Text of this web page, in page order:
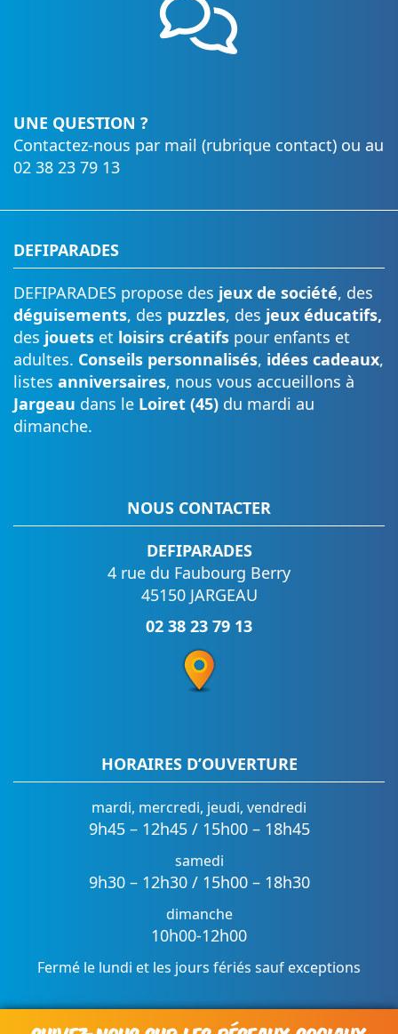
UNE QUESTION ?
Contactez-nous par mail (rubrique contact) ou au
02 38 23 79 13
DEFIPARADES
DEFIPARADES propose des jeux de société, des
déguisements, des puzzles, des jeux éducatifs,
des jouets et loisirs créatifs pour enfants et
adultes. Conseils personnalisés, idées cadeaux,
listes anniversaires, nous vous accueillons à
Jargeau dans le Loiret (45) du mardi au
dimanche.
NOUS CONTACTER
DEFIPARADES
4 rue du Faubourg Berry
45150 JARGEAU
02 38 23 79 13
HORAIRES D’OUVERTURE
mardi, mercredi, jeudi, vendredi
9h45 – 12h45 / 15h00 – 18h45
samedi
9h30 – 12h30 / 15h00 – 18h30
dimanche
10h00-12h00
Fermé le lundi et les jours fériés sauf exceptions